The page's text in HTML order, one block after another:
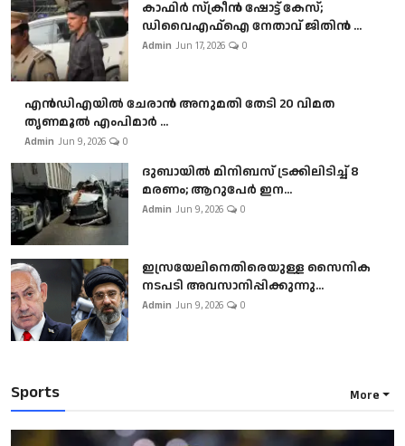
കാഫിർ സ്‌ക്രീൻ ഷോട്ട് കേസ്;
ഡിവൈഎഫ്ഐ നേതാവ് ജിതിൻ ...
Admin Jun 17, 2026 0
എൻഡിഎയിൽ ചേരാൻ അനുമതി തേടി 20 വിമത
തൃണമൂൽ എംപിമാർ ...
Admin Jun 9, 2026 0
ദുബായിൽ മിനിബസ്​ ട്രക്കിലിടിച്ച് 8
മരണം; ആറുപേർ ഇന...
Admin Jun 9, 2026 0
ഇസ്രയേലിനെതിരെയുള്ള സൈനിക
നടപടി അവസാനിപ്പിക്കുന്നു...
Admin Jun 9, 2026 0
Sports More